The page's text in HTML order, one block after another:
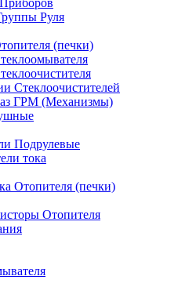
Руля
(печки)
Стеклоочистителей
ГРМ (Механизмы)
Подрулевые
тока
Отопителя (печки)
Отопителя